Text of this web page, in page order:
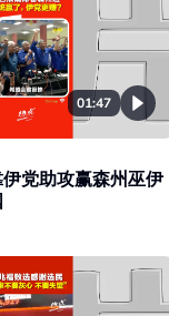
01:47
党助攻赢森州巫伊